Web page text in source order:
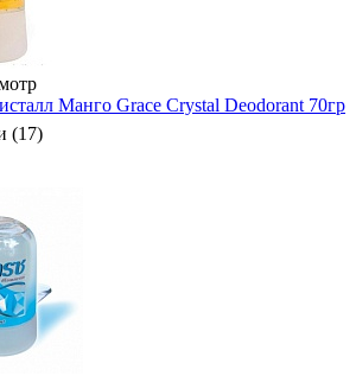
Манго Grace Crystal Deodorant 70гр
(17)